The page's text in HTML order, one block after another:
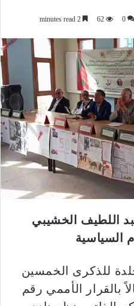
0
62
اللطيف الخشيبي
السياسية
للذكرى الخمسين
بالقرار الأممي رقم